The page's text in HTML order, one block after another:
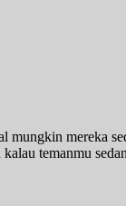
mereka
temanmu